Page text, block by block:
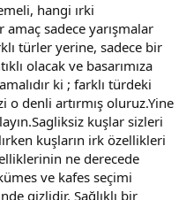
hangi ırki
sadece yarışmalar
türler yerine, sadece bir
olacak ve basarımıza
ki ; farklı türdeki
o denli artırmış oluruz.Yine
kuşlar sizleri
kuşların irk özellikleri
ne derecede
ve kafes seçimi
gizlidir. Sağlıklı bir